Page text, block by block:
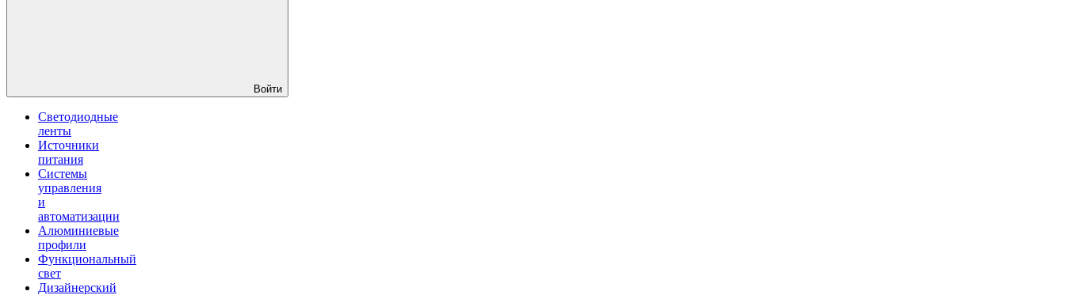
Войти
Светодиодные
ленты
Источники
питания
Системы
управления
и
автоматизации
Алюминиевые
профили
Функциональный
свет
Дизайнерский